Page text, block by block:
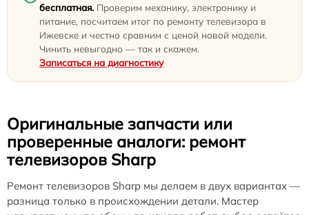
бесплатная. Проверим механику, электронику и
питание, посчитаем итог по ремонту телевизора в
Ижевске и честно сравним с ценой новой модели.
Чинить невыгодно — так и скажем.
Записаться на диагностику
Оригинальные запчасти или
проверенные аналоги: ремонт
телевизоров Sharp
Ремонт телевизоров Sharp мы делаем в двух вариантах —
разница только в происхождении детали. Мастер